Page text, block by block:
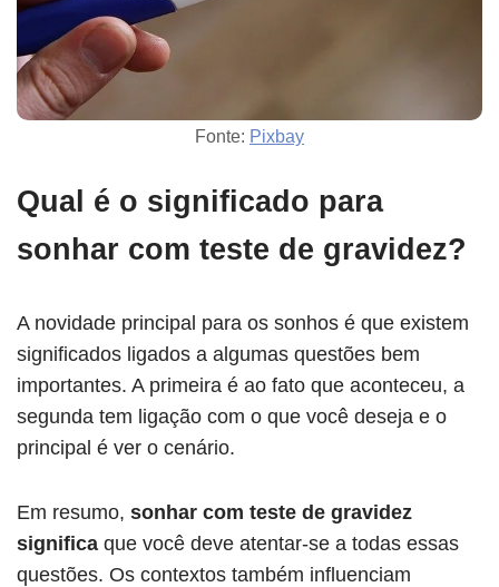
Fonte: Pixbay
Qual é o significado para
sonhar com teste de gravidez?
A novidade principal para os sonhos é que existem
significados ligados a algumas questões bem
importantes. A primeira é ao fato que aconteceu, a
segunda tem ligação com o que você deseja e o
principal é ver o cenário.
Em resumo, sonhar com teste de gravidez
significa que você deve atentar-se a todas essas
questões. Os contextos também influenciam